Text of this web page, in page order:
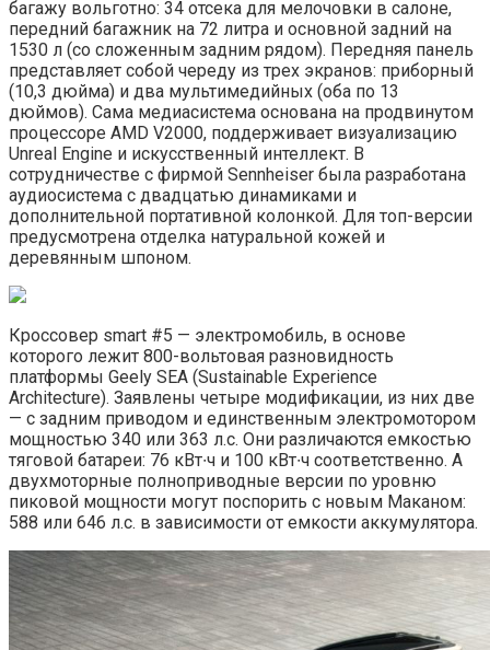
багажу вольготно: 34 отсека для мелочовки в салоне,
передний багажник на 72 литра и основной задний на
1530 л (со сложенным задним рядом). Передняя панель
представляет собой череду из трех экранов: приборный
(10,3 дюйма) и два мультимедийных (оба по 13
дюймов). Сама медиасистема основана на продвинутом
процессоре AMD V2000, поддерживает визуализацию
Unreal Engine и искусственный интеллект. В
сотрудничестве с фирмой Sennheiser была разработана
аудиосистема с двадцатью динамиками и
дополнительной портативной колонкой. Для топ-версии
предусмотрена отделка натуральной кожей и
деревянным шпоном.
Кроссовер smart #5 — электромобиль, в основе
которого лежит 800-вольтовая разновидность
платформы Geely SEA (Sustainable Experience
Architecture). Заявлены четыре модификации, из них две
— с задним приводом и единственным электромотором
мощностью 340 или 363 л.с. Они различаются емкостью
тяговой батареи: 76 кВт∙ч и 100 кВт∙ч соответственно. А
двухмоторные полноприводные версии по уровню
пиковой мощности могут поспорить с новым Маканом:
588 или 646 л.с. в зависимости от емкости аккумулятора.